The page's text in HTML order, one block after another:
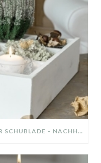
DIY-DEKO-TABLETT AUS ALTER SCHUBLADE – NACHHALTIGE HERBSTDEKO SELBER MACHEN!